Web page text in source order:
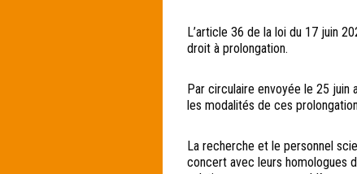
L’article 36 de la loi du 17 juin
droit à prolongation.
Par circulaire envoyée le 25 juin
les modalités de ces
La recherche et le personnel
concert avec leurs homologues